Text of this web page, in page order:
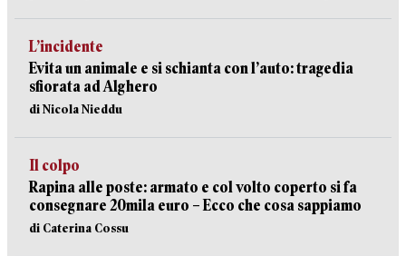
L’incidente
Evita un animale e si schianta con l’auto: tragedia
sfiorata ad Alghero
di Nicola Nieddu
Il colpo
Rapina alle poste: armato e col volto coperto si fa
consegnare 20mila euro – Ecco che cosa sappiamo
di Caterina Cossu